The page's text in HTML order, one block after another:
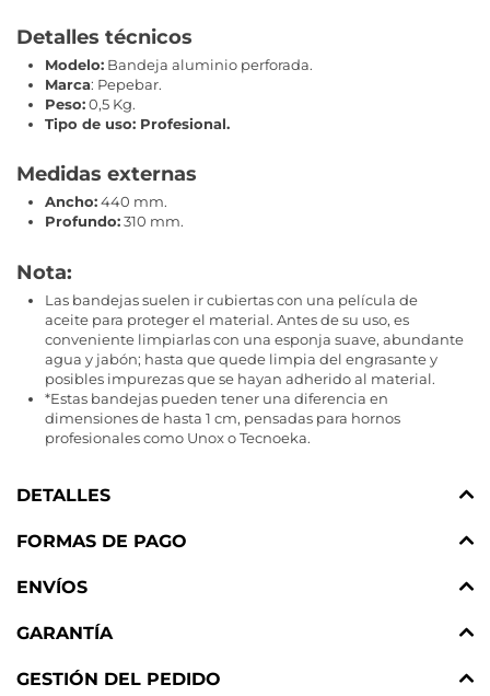
Detalles técnicos
Modelo: Bandeja aluminio perforada.
Marca: Pepebar.
Peso:0,5 Kg.
Tipo de uso: Profesional.
Medidas externas
Ancho:440 mm.
Profundo:310 mm.
Nota:
Las bandejas suelen ir cubiertas con una película de
aceite para proteger el material. Antes de su uso, es
conveniente limpiarlas con una esponja suave, abundante
agua y jabón; hasta que quede limpia del engrasante y
posibles impurezas que se hayan adherido al material.
*Estas bandejas pueden tener una diferencia en
dimensiones de hasta 1 cm, pensadas para hornos
profesionales como Unox o Tecnoeka.
DETALLES
FORMAS DE PAGO
ENVÍOS
GARANTÍA
GESTIÓN DEL PEDIDO